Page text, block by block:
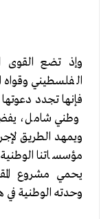
وإذ تضع القوى
الفلسطيني وقواه
فإنها تجدد
وطني شامل،
ويمهد الطريق
مؤسساتنا
يحمي مشروع
وحدته الوطنية في